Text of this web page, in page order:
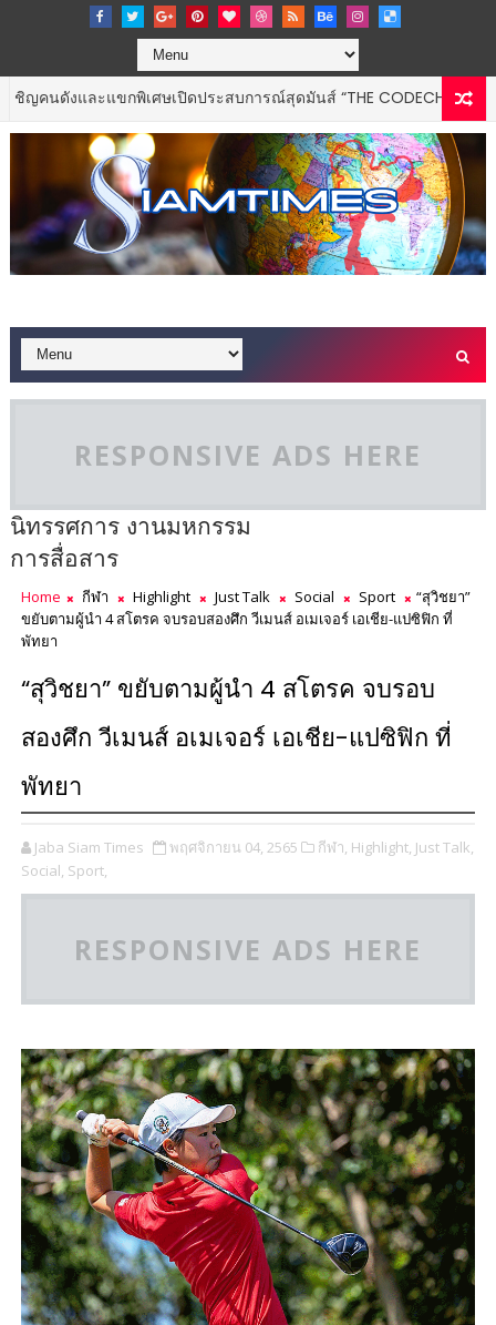
พิเศษเปิดประสบการณ์สุดมันส์ “THE CODECHAOS EXPERIENCE –
RESPONSIVE ADS HERE
นิทรรศการ งานมหกรรม
การสื่อสาร
Home กีฬา Highlight Just Talk Social Sport
“สุวิชยา”
ขยับตามผู้นำ 4 สโตรค จบรอบสองศึก วีเมนส์ อเมเจอร์ เอเชีย-แปซิฟิก ที่
พัทยา
“สุวิชยา” ขยับตามผู้นำ 4 สโตรค จบรอบ
สองศึก วีเมนส์ อเมเจอร์ เอเชีย-แปซิฟิก ที่
พัทยา
Jaba Siam Times พฤศจิกายน 04, 2565 กีฬา, Highlight, Just Talk,
Social, Sport,
RESPONSIVE ADS HERE